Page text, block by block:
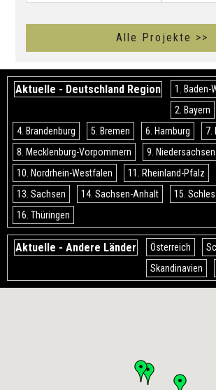
Alle Projekte >>
Aktuelle - Deutschland Region
1. Baden-
2. Bayern
4. Brandenburg
5. Bremen 6. Hamburg
7.
8. Mecklenburg-Vorpommern
9. Niedersachsen
10. Nordrhein-Westfalen
11. Rheinland-Pfalz
13. Sachsen
14. Sachsen-Anhalt
15.
16. Thüringen
Aktuelle - Andere Länder Österreich
Skandinavien